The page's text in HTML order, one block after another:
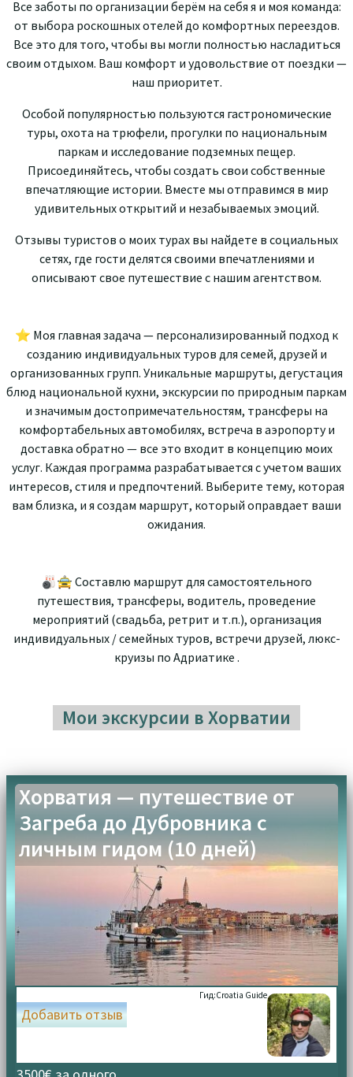
Все заботы по организации берём на себя я и моя команда:
от выбора роскошных отелей до комфортных переездов.
Все это для того, чтобы вы могли полностью насладиться
своим отдыхом. Ваш комфорт и удовольствие от поездки —
наш приоритет.
Особой популярностью пользуются гастрономические
туры, охота на трюфели, прогулки по национальным
паркам и исследование подземных пещер.
Присоединяйтесь, чтобы создать свои собственные
впечатляющие истории. Вместе мы отправимся в мир
удивительных открытий и незабываемых эмоций.
Отзывы туристов о моих турах вы найдете в социальных
сетях, где гости делятся своими впечатлениями и
описывают свое путешествие с нашим агентством.
⭐ Моя главная задача — персонализированный подход к
созданию индивидуальных туров для семей, друзей и
организованных групп. Уникальные маршруты, дегустация
блюд национальной кухни, экскурсии по природным паркам
и значимым достопримечательностям, трансферы на
комфортабельных автомобилях, встреча в аэропорту и
доставка обратно — все это входит в концепцию моих
услуг. Каждая программа разрабатывается с учетом ваших
интересов, стиля и предпочтений. Выберите тему, которая
вам близка, и я создам маршрут, который оправдает ваши
ожидания.
🎳🚖 Составлю маршрут для самостоятельного
путешествия, трансферы, водитель, проведение
мероприятий (свадьба, ретрит и т.п.), организация
индивидуальных / семейных туров, встречи друзей, люкс-
круизы по Адриатике .
Мои экскурсии в Хорватии
Хорватия — путешествие от
Загреба до Дубровника с
личным гидом (10 дней)
Гид:Croatia Guide
Добавить отзыв